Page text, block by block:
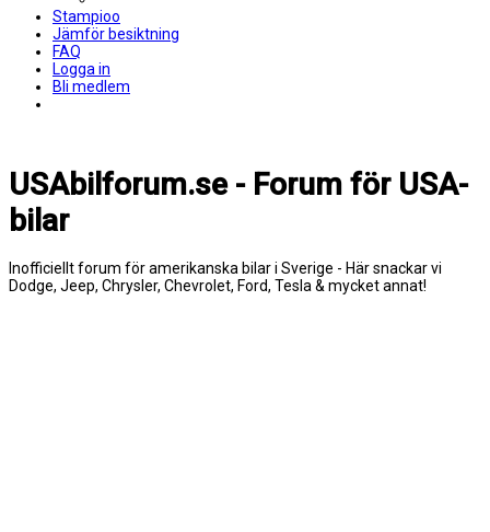
Stampioo
Jämför besiktning
FAQ
Logga in
Bli medlem
USAbilforum.se - Forum för USA-
bilar
Inofficiellt forum för amerikanska bilar i Sverige - Här snackar vi
Dodge, Jeep, Chrysler, Chevrolet, Ford, Tesla & mycket annat!